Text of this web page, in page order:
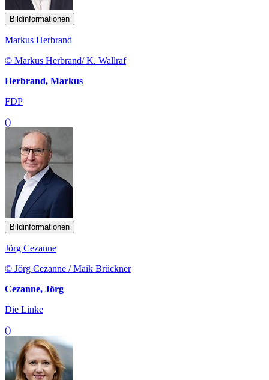
Bildinformationen
Markus Herbrand
© Markus Herbrand/ K. Wallraf
Herbrand, Markus
FDP
()
Bildinformationen
Jörg Cezanne
© Jörg Cezanne / Maik Brückner
Cezanne, Jörg
Die Linke
()